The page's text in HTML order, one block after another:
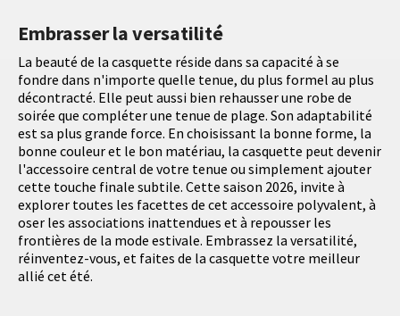
Embrasser la versatilité
La beauté de la casquette réside dans sa capacité à se
fondre dans n'importe quelle tenue, du plus formel au plus
décontracté. Elle peut aussi bien rehausser une robe de
soirée que compléter une tenue de plage. Son adaptabilité
est sa plus grande force. En choisissant la bonne forme, la
bonne couleur et le bon matériau, la casquette peut devenir
l'accessoire central de votre tenue ou simplement ajouter
cette touche finale subtile. Cette saison 2026, invite à
explorer toutes les facettes de cet accessoire polyvalent, à
oser les associations inattendues et à repousser les
frontières de la mode estivale. Embrassez la versatilité,
réinventez-vous, et faites de la casquette votre meilleur
allié cet été.